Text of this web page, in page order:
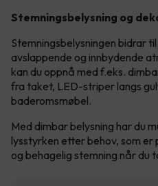
Stemningsbelysning og
Stemningsbelysningen bidrar
avslappende og innbydende
kan du oppnå med f.eks.
fra taket, LED-striper langs
baderomsmøbel.
Med dimbar belysning har du
lysstyrken etter behov, som
og behagelig stemning når du